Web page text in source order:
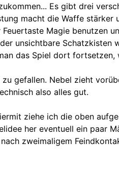
Es gibt drei
macht die Waffe stärker
Magie benutzen
unsichtbare Schatzkisten
das Spiel dort
gefallen. Nebel zieht
also alles gut.
ziehe ich die oben
her eventuell ein paar
zweimaligem